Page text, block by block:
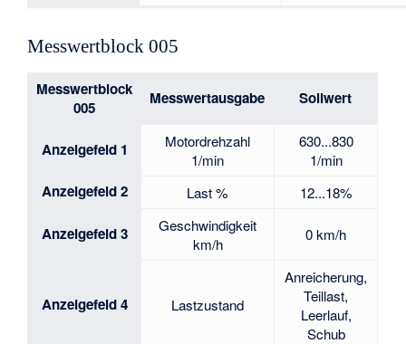
Messwertblock 005
Messwertblock
005
Messwertausgabe Sollwert
Anzeigefeld 1
Motordrehzahl
1/min
630...830
1/min
Anzeigefeld 2 Last % 12...18%
Anzeigefeld 3
Geschwindigkeit
km/h
0 km/h
Anzeigefeld 4 Lastzustand
Anreicherung,
Teillast,
Leerlauf,
Schub